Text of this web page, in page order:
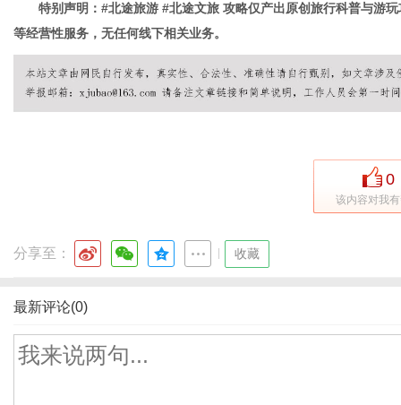
特别声明：#北途旅游 #北途文旅 攻略仅产出原创旅行科普与游玩
等经营性服务，无任何线下相关业务。
0
该内容对我
分享至： 收藏
最新评论(0)